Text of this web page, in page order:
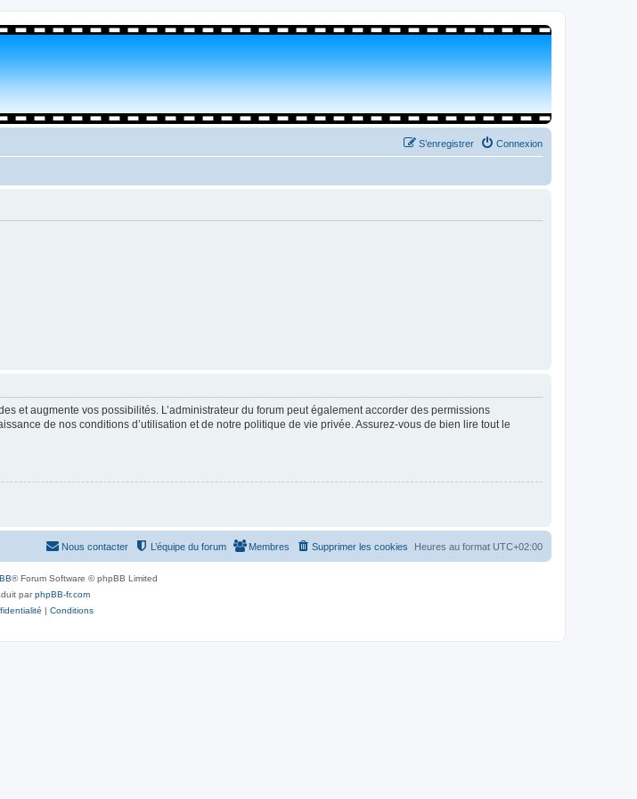
Connexion
S’enregistrer
et augmente vos possibilités. L’administrateur du forum peut également accorder des permissions
de nos conditions d’utilisation et de notre politique de vie privée. Assurez-vous de bien lire tout le
Heures au format UTC+02:00
Supprimer les cookies
Membres
L’équipe du forum
Nous contacter
® Forum Software © phpBB Limited
parphpBB-fr.com
| Conditions